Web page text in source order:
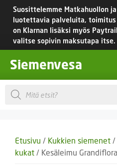
Siirry
sisältöön
Suosittelemme Matkahuollon
luotettavia palveluita, toimitus
on Klarnan lisäksi myös
valitse sopivin maksutapa itse.
Siemenvesa
Products
search
Etusivu / Kukkien siemenet /
kukat / Kesäleimu